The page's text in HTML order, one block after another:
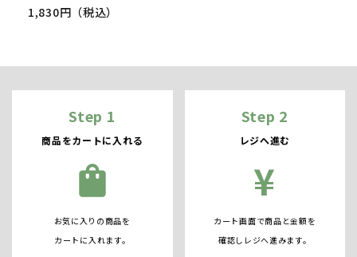
1,830円（税込）
Step 1
商品をカートに入れる
shopping_bag
お気に入りの商品を
カートに入れます。
Step 2
レジへ進む
¥
カート画面で商品と金額を
確認しレジへ進みます。